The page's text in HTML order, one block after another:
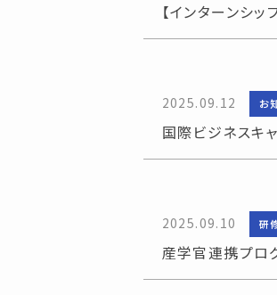
【インターンシ
2025.09.12 お
国際ビジネスキ
2025.09.10 研
産学官連携プロ